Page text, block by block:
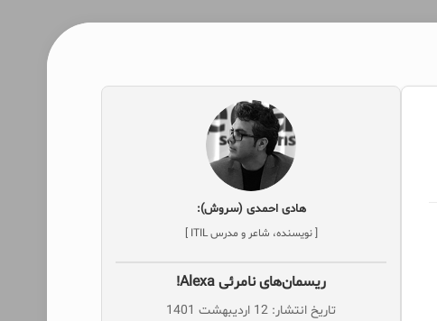
هادی احمدی (سروش):
[ نویسنده، شاعر و مدرس ITIL ]
ریسمان‌های نامرئی Alexa!
تاریخ انتشار: 12 اردیبهشت 1401